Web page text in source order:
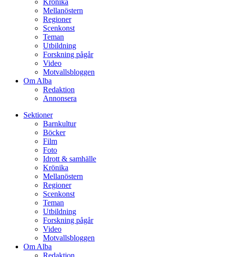
Krönika
Mellanöstern
Regioner
Scenkonst
Teman
Utbildning
Forskning pågår
Video
Motvallsbloggen
Om Alba
Redaktion
Annonsera
Sektioner
Barnkultur
Böcker
Film
Foto
Idrott & samhälle
Krönika
Mellanöstern
Regioner
Scenkonst
Teman
Utbildning
Forskning pågår
Video
Motvallsbloggen
Om Alba
Redaktion